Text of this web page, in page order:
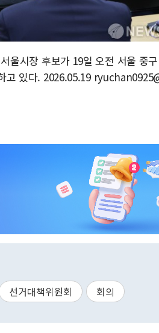
울시장 후보가 19일 오전 서울 중
고 있다. 2026.05.19
선거대책위원회 회의